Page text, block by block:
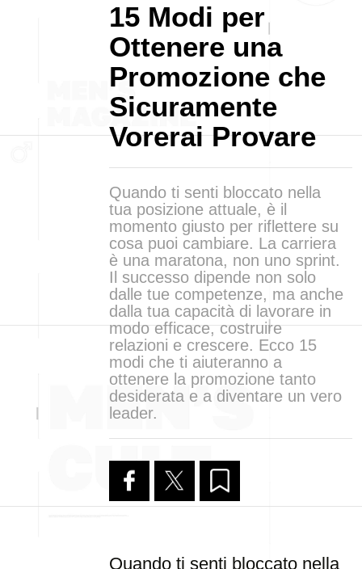
15 Modi per
Ottenere una
Promozione che
Sicuramente
Vorerai Provare
Quando ti senti bloccato nella
tua posizione attuale, è il
momento giusto per riflettere su
cosa puoi cambiare. La carriera
è una maratona, non uno sprint.
Il successo dipende non solo
dalle tue competenze, ma anche
dalla tua capacità di lavorare in
modo efficace, costruire
relazioni e crescere. Ecco 15
modi che ti aiuteranno a
ottenere la promozione tanto
desiderata e a diventare un vero
leader.
Quando ti senti bloccato nella